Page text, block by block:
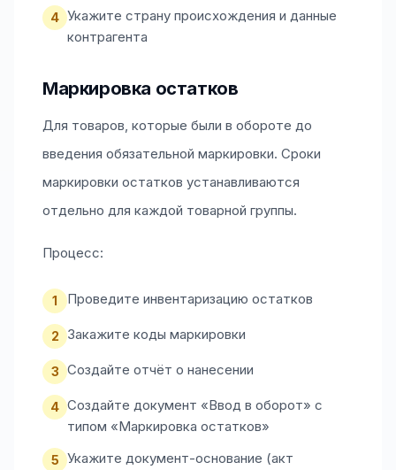
4 Укажите страну происхождения и данные
контрагента
Маркировка остатков
Для товаров, которые были в обороте до
введения обязательной маркировки. Сроки
маркировки остатков устанавливаются
отдельно для каждой товарной группы.
Процесс:
1 Проведите инвентаризацию остатков
2 Закажите коды маркировки
3 Создайте отчёт о нанесении
4 Создайте документ «Ввод в оборот» с
типом «Маркировка остатков»
5 Укажите документ-основание (акт